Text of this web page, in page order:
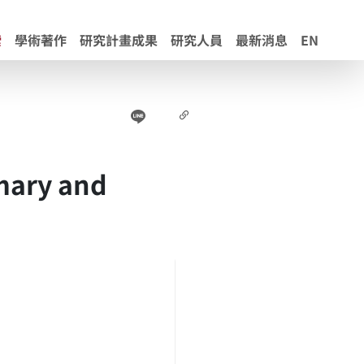
學術著作 研究計畫成果 研究人員 最新消息 EN
Line Facebook
and